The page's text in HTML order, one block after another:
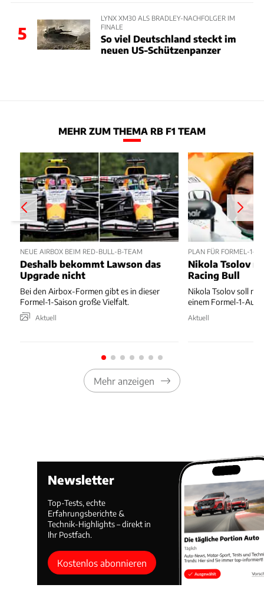
5
LYNX XM30 ALS BRADLEY-NACHFOLGER IM
FINALE
So viel Deutschland steckt im
neuen US-Schützenpanzer
MEHR ZUM THEMA RB F1 TEAM
NEUE AIRBOX BEIM RED-BULL-B-TEAM
Deshalb bekommt Lawson das
Upgrade nicht
Bei den Airbox-Formen gibt es in dieser
Formel-1-Saison große Vielfalt.
Aktuell
PLAN FÜR FORMEL-1-
Nikola Tsolov
Racing Bull
Nikola Tsolov soll
einem Formel-1-
Aktuell
Mehr anzeigen
Newsletter
Top-Tests, echte
Erfahrungsberichte &
Technik-Highlights – direkt in
Ihr Postfach.
Kostenlos abonnieren